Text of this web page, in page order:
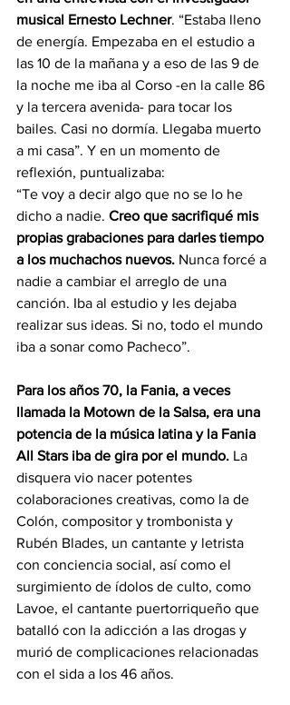
musical Ernesto Lechner. “Estaba lleno
de energía. Empezaba en el estudio a
las 10 de la mañana y a eso de las 9 de
la noche me iba al Corso -en la calle 86
y la tercera avenida- para tocar los
bailes. Casi no dormía. Llegaba muerto
a mi casa”. Y en un momento de
reflexión, puntualizaba:
“Te voy a decir algo que no se lo he
dicho a nadie. Creo que sacrifiqué mis
propias grabaciones para darles tiempo
a los muchachos nuevos. Nunca forcé a
nadie a cambiar el arreglo de una
canción. Iba al estudio y les dejaba
realizar sus ideas. Si no, todo el mundo
iba a sonar como Pacheco”.
Para los años 70, la Fania, a veces
llamada la Motown de la Salsa, era una
potencia de la música latina y la Fania
All Stars iba de gira por el mundo. La
disquera vio nacer potentes
colaboraciones creativas, como la de
Colón, compositor y trombonista y
Rubén Blades, un cantante y letrista
con conciencia social, así como el
surgimiento de ídolos de culto, como
Lavoe, el cantante puertorriqueño que
batalló con la adicción a las drogas y
murió de complicaciones relacionadas
con el sida a los 46 años.